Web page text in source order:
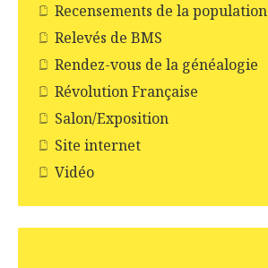
Recensements de la population
Relevés de BMS
Rendez-vous de la généalogie
Révolution Française
Salon/Exposition
Site internet
Vidéo